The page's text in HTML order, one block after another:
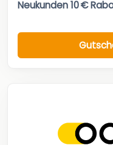
Neukunden 10 €